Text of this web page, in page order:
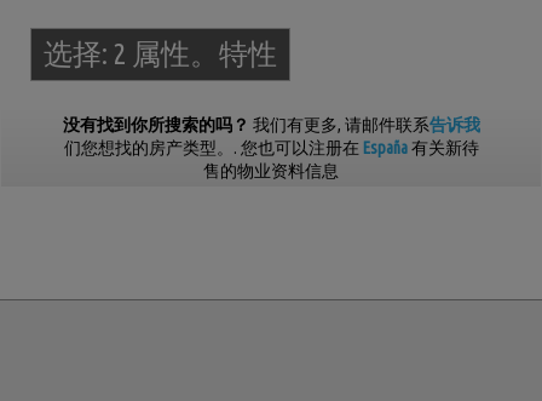
选择: 2 属性。特性
没有找到你所搜索的吗？ 我们有更多, 请邮件联系告诉我
们您想找的房产类型。. 您也可以注册在 España有关新待
售的物业资料信息